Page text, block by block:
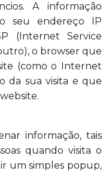
A informação
seu endereço IP
(Internet Service
o browser que
(como o Internet
da sua visita e que
informação, tais
quando visita o
um simples popup,